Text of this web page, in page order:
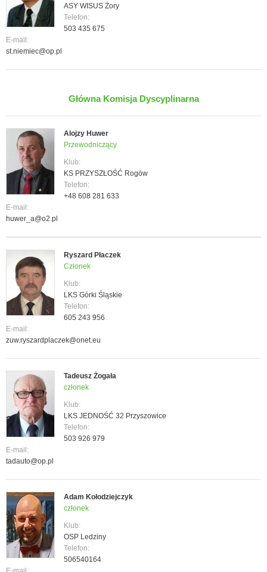
ASY WISUS Żory
Telefon:
503 435 675
E-mail:
st.niemiec@op.pl
Główna Komisja Dyscyplinarna
Alojzy Huwer
Przewodniczący
Klub:
KS PRZYSZŁOŚĆ Rogów
Telefon:
+48 608 281 633
E-mail:
huwer_a@o2.pl
Ryszard Płaczek
Członek
Klub:
LKS Górki Śląskie
Telefon:
605 243 956
E-mail:
zuw.ryszardplaczek@onet.eu
Tadeusz Żogała
członek
Klub:
LKS JEDNOŚĆ 32 Przyszowice
Telefon:
503 926 979
E-mail:
tadauto@op.pl
Adam Kołodziejczyk
członek
Klub:
OSP Ledziny
Telefon:
506540164